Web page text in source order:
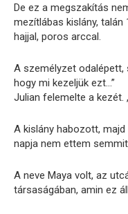
De ez a megszakítás
mezítlábas kislány,
hajjal, poros arccal.
A személyzet odalépett,
hogy mi kezeljük ezt…”
Julian felemelte a kezét.
A kislány habozott,
napja nem ettem
A neve Maya volt, az
társaságában, amin ez